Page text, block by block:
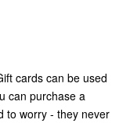
cards can be used
can purchase a
to worry - they never